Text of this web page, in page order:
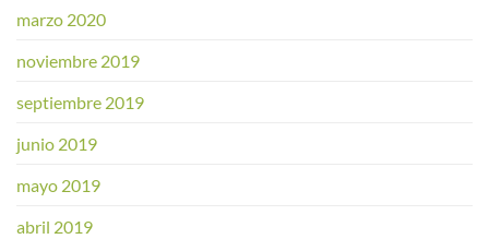
marzo 2020
noviembre 2019
septiembre 2019
junio 2019
mayo 2019
abril 2019